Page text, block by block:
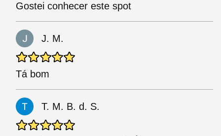
Gostei conhecer este spot
J. M.
Tá bom
T. M. B. d. S.